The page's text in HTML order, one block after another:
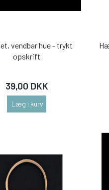
vendbar hue - trykt
opskrift
39,00 DKK
Læg i kurv